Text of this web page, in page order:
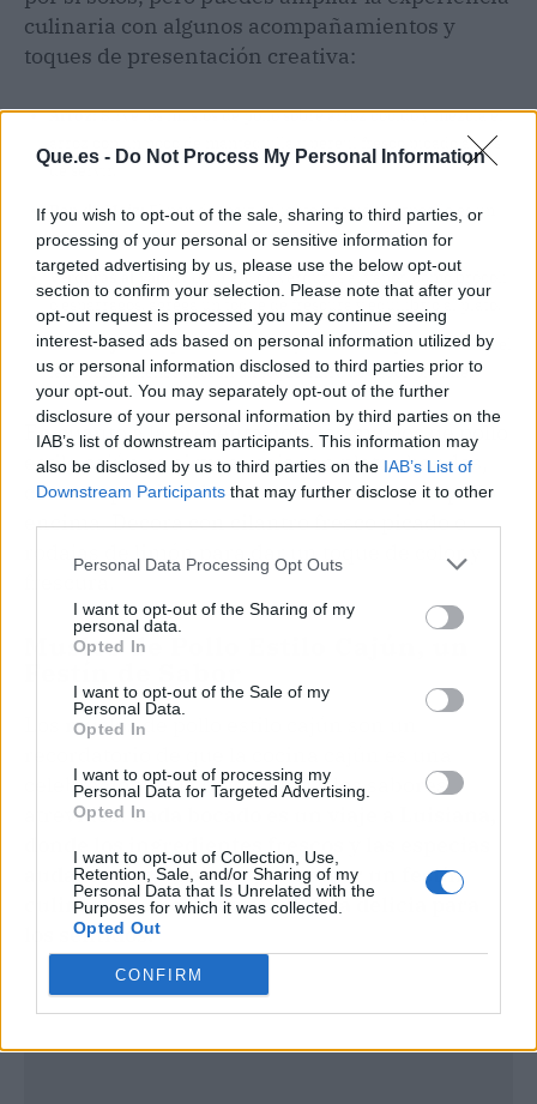
Que.es - Do Not Process My Personal Information
If you wish to opt-out of the sale, sharing to third parties, or
processing of your personal or sensitive information for
targeted advertising by us, please use the below opt-out
section to confirm your selection. Please note that after your
opt-out request is processed you may continue seeing
interest-based ads based on personal information utilized by
us or personal information disclosed to third parties prior to
your opt-out. You may separately opt-out of the further
disclosure of your personal information by third parties on the
IAB’s list of downstream participants. This information may
also be disclosed by us to third parties on the IAB’s List of
Downstream Participants that may further disclose it to other
Personal Data Processing Opt Outs
I want to opt-out of the Sharing of my
personal data.
Opted In
I want to opt-out of the Sale of my
Personal Data.
Opted In
I want to opt-out of processing my
Personal Data for Targeted Advertising.
Opted In
I want to opt-out of Collection, Use,
Retention, Sale, and/or Sharing of my
Personal Data that Is Unrelated with the
Purposes for which it was collected.
Opted Out
CONFIRM
culinaria con algunos acompañamientos y
toques de presentación creativa:
Arroz:Sirve los muslos de pollo sobre arroz cocido y mezcla el
arroz con un poco de mantequilla y perejil fresco picado antes
Pan de Maíz:El pan de maíz caliente y recién horneado es un
acompañamiento clásico de la cocina cajún.
Verduras al Vapor: Un plato de verduras al vapor, como brócoli
o espárragos, agrega un toque de frescura y equilibrio al plato.
Salsa Cajún:Prepara una salsa cajún adicional para servir en el
lado para quienes deseen un toque extra de sabor picante.
En cuanto a la presentación, los muslos de pollo
estilo cajún se sirven mejor en platos hondos,
con una porción de arroz en el centro y el pollo
encima. Decora con cilantro fresco picado o
rodajas de limón para dar un toque de color y
Muslos de Pollo Estilo Cajún, un
Los muslos de pollo estilo cajún son un
celebración de la diversidad y los sabores
atrevidos. Cada bocado es un viaje a Luisiana,
donde los ingredientes frescos y las especias
audaces se combinan para crear un festín
culinario que es una verdadera delicia para
los sentidos.